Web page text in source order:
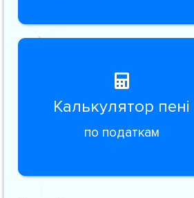
Калькулятор пені
по податкам